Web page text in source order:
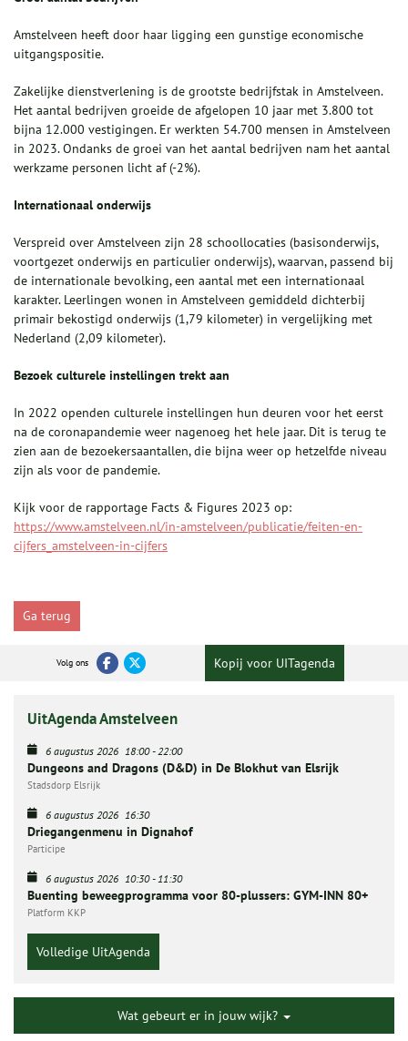
Amstelveen heeft door haar ligging een gunstige economische
uitgangspositie.
Zakelijke dienstverlening is de grootste bedrijfstak in Amstelveen.
Het aantal bedrijven groeide de afgelopen 10 jaar met 3.800 tot
bijna 12.000 vestigingen. Er werkten 54.700 mensen in Amstelveen
in 2023. Ondanks de groei van het aantal bedrijven nam het aantal
werkzame personen licht af (-2%).
Internationaal onderwijs
Verspreid over Amstelveen zijn 28 schoollocaties (basisonderwijs,
voortgezet onderwijs en particulier onderwijs), waarvan, passend bij
de internationale bevolking, een aantal met een internationaal
karakter. Leerlingen wonen in Amstelveen gemiddeld dichterbij
primair bekostigd onderwijs (1,79 kilometer) in vergelijking met
Nederland (2,09 kilometer).
Bezoek culturele instellingen trekt aan
In 2022 openden culturele instellingen hun deuren voor het eerst
na de coronapandemie weer nagenoeg het hele jaar. Dit is terug te
zien aan de bezoekersaantallen, die bijna weer op hetzelfde niveau
zijn als voor de pandemie.
Kijk voor de rapportage Facts & Figures 2023 op:
https://www.amstelveen.nl/in-amstelveen/publicatie/feiten-en-
cijfers_amstelveen-in-cijfers
Ga terug
Volg ons Kopij voor UITagenda
UitAgenda Amstelveen
6 augustus 2026 18:00-22:00
Dungeons and Dragons (D&D) in De Blokhut van Elsrijk
Stadsdorp Elsrijk
6 augustus 2026 16:30
Driegangenmenu in Dignahof
Participe
6 augustus 2026 10:30-11:30
Buenting beweegprogramma voor 80-plussers: GYM-INN 80+
Platform KKP
Volledige UitAgenda
Wat gebeurt er in jouw wijk?